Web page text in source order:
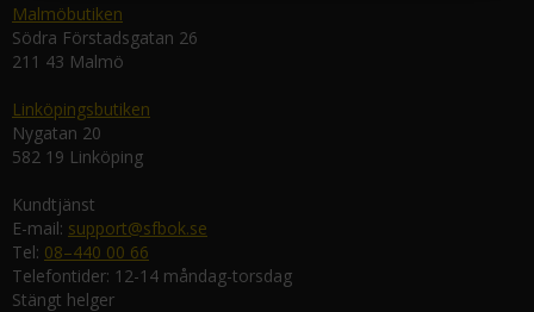
Malmöbutiken
Södra Förstadsgatan 26
211 43 Malmö
Linköpingsbutiken
Nygatan 20
582 19 Linköping
Kundtjänst
E-mail: support@sfbok.se
Tel: 08–440 00 66
Telefontider: 12-14 måndag-torsdag
Stängt helger